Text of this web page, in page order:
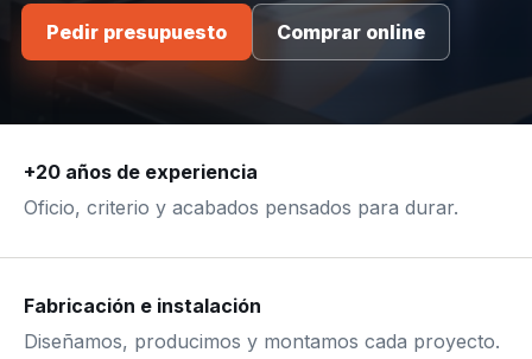
Pedir presupuesto Comprar online
+20 años de experiencia
Oficio, criterio y acabados pensados para durar.
Fabricación e instalación
Diseñamos, producimos y montamos cada proyecto.